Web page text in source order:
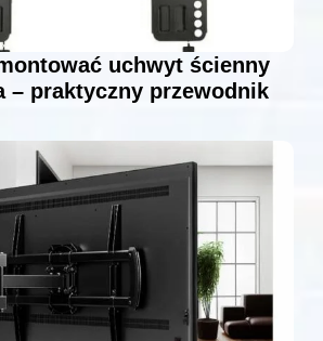
uchwyt ścienny
– praktyczny przewodnik